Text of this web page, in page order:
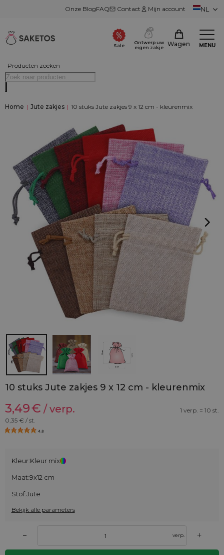
Onze BlogFAQ Contact Mijn account NL
Producten zoeken
Sale
Ontwerp uw
eigen zakje
Wagen MENU
Home | Jute zakjes | 10 stuks Jute zakjes 9 x 12 cm - kleurenmix
10 stuks Jute zakjes 9 x 12 cm - kleurenmix
3,49€ / verp.
1 verp. = 10 st.
0,35 € / st.
4.8
Kleur:Kleur mix
Maat:9x12 cm
Stof:Jute
Bekijk alle parameters
– verp. +